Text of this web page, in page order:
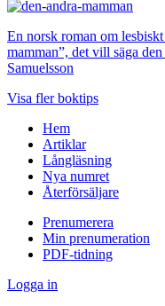
En norsk roman om
mamman”, det vill säga
Samuelsson
Visa fler boktips
Hem
Artiklar
Långläsning
Nya numret
Återförsäljare
Prenumerera
Min prenumeration
PDF-tidning
Logga in